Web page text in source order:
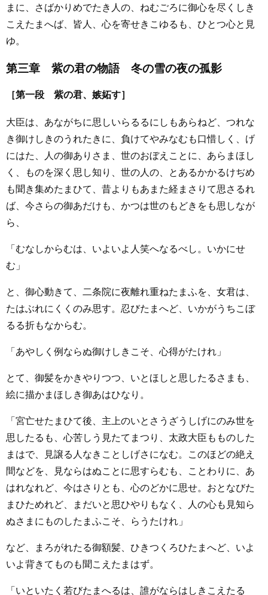
まに、さばかりめでたき人の、ねむごろに御心を尽くしき
こえたまへば、皆人、心を寄せきこゆるも、ひとつ心と見
ゆ。
第三章 紫の君の物語 冬の雪の夜の孤影
［第一段 紫の君、嫉妬す］
大臣は、あながちに思しいらるるにしもあらねど、つれな
き御けしきのうれたきに、負けてやみなむも口惜しく、げ
にはた、人の御ありさま、世のおぼえことに、あらまほし
く、ものを深く思し知り、世の人の、とあるかかるけぢめ
も聞き集めたまひて、昔よりもあまた経まさりて思さるれ
ば、今さらの御あだけも、かつは世のもどきをも思しなが
ら、
「むなしからむは、いよいよ人笑へなるべし。いかにせ
む」
と、御心動きて、二条院に夜離れ重ねたまふを、女君は、
たはぶれにくくのみ思す。忍びたまへど、いかがうちこぼ
るる折もなからむ。
「あやしく例ならぬ御けしきこそ、心得がたけれ」
とて、御髪をかきやりつつ、いとほしと思したるさまも、
絵に描かまほしき御あはひなり。
「宮亡せたまひて後、主上のいとさうざうしげにのみ世を
思したるも、心苦しう見たてまつり、太政大臣もものした
まはで、見譲る人なきことしげさになむ。このほどの絶え
間などを、見ならはぬことに思すらむも、ことわりに、あ
はれなれど、今はさりとも、心のどかに思せ。おとなびた
まひためれど、まだいと思ひやりもなく、人の心も見知ら
ぬさまにものしたまふこそ、らうたけれ」
など、まろがれたる御額髪、ひきつくろひたまへど、いよ
いよ背きてものも聞こえたまはず。
「いといたく若びたまへるは、誰がならはしきこえたる